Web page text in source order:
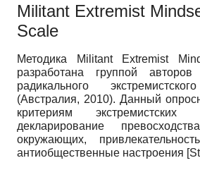
Militant Extremist
Scale
Методика Militant Extremist
разработана группой авторов
радикального
(Австралия, 2010). Данный
критериям
декларирование
окружающих,
антиобщественные настроения [